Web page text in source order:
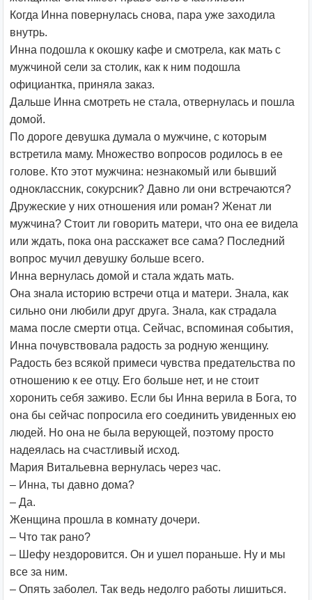
Когда Инна повернулась снова, пара уже заходила
внутрь.
Инна подошла к окошку кафе и смотрела, как мать с
мужчиной сели за столик, как к ним подошла
официантка, приняла заказ.
Дальше Инна смотреть не стала, отвернулась и пошла
домой.
По дороге девушка думала о мужчине, с которым
встретила маму. Множество вопросов родилось в ее
голове. Кто этот мужчина: незнакомый или бывший
одноклассник, сокурсник? Давно ли они встречаются?
Дружеские у них отношения или роман? Женат ли
мужчина? Стоит ли говорить матери, что она ее видела
или ждать, пока она расскажет все сама? Последний
вопрос мучил девушку больше всего.
Инна вернулась домой и стала ждать мать.
Она знала историю встречи отца и матери. Знала, как
сильно они любили друг друга. Знала, как страдала
мама после смерти отца. Сейчас, вспоминая события,
Инна почувствовала радость за родную женщину.
Радость без всякой примеси чувства предательства по
отношению к ее отцу. Его больше нет, и не стоит
хоронить себя заживо. Если бы Инна верила в Бога, то
она бы сейчас попросила его соединить увиденных ею
людей. Но она не была верующей, поэтому просто
надеялась на счастливый исход.
Мария Витальевна вернулась через час.
– Инна, ты давно дома?
– Да.
Женщина прошла в комнату дочери.
– Что так рано?
– Шефу нездоровится. Он и ушел пораньше. Ну и мы
все за ним.
– Опять заболел. Так ведь недолго работы лишиться.